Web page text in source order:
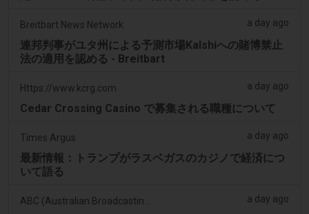
Breitbart News Network a day ago
連邦判事がユタ州による予測市場Kalshiへの賭博禁止
法の適用を認める - Breitbart
Https://www.kcrg.com a day ago
Cedar Crossing Casino で募集される職種について
Times Argus a day ago
最新情報：トランプがラスベガスのカジノで経済につ
いて語る
a day ago